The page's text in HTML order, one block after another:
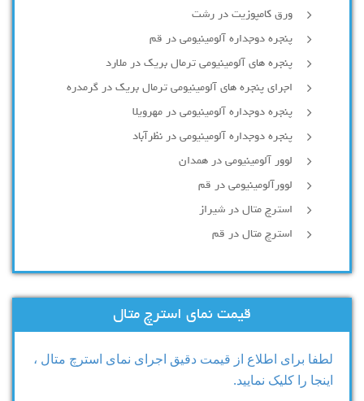
ورق کامپوزیت در رشت
پنجره دوجداره آلومينيومی در قم
پنجره های آلومینیومی ترمال بریک در ملارد
اجرای پنجره های آلومینیومی ترمال بریک در گرمدره
پنجره دوجداره آلومینیومی در مهرویلا
پنجره دوجداره آلومینیومی در نظرآباد
لوور آلومینیومی در همدان
لوورآلومینیومی در قم
استرچ متال در شیراز
استرچ متال در قم
قیمت نمای استرچ متال
لطفا برای اطلاع از قیمت دقیق اجرای نمای استرچ متال ،
اینجا را کلیک نمایید.